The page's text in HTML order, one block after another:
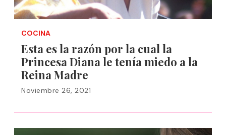
COCINA
Esta es la razón por la cual la
Princesa Diana le tenía miedo a la
Reina Madre
Noviembre 26, 2021